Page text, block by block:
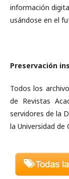
información
usándose en el
Preservación
Todos los
de Revistas
servidores de la
la Universidad de